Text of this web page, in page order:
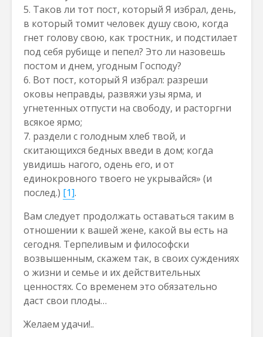
5. Таков ли тот пост, который Я избрал, день,
в который томит человек душу свою, когда
гнет голову свою, как тростник, и подстилает
под себя рубище и пепел? Это ли назовешь
постом и днем, угодным Господу?
6. Вот пост, который Я избрал: разреши
оковы неправды, развяжи узы ярма, и
угнетенных отпусти на свободу, и расторгни
всякое ярмо;
7. раздели с голодным хлеб твой, и
скитающихся бедных введи в дом; когда
увидишь нагого, одень его, и от
единокровного твоего не укрывайся» (и
послед.) [1].
Вам следует продолжать оставаться таким в
отношении к вашей жене, какой вы есть на
сегодня. Терпеливым и философски
возвышенным, скажем так, в своих суждениях
о жизни и семье и их действительных
ценностях. Со временем это обязательно
даст свои плоды…
Желаем удачи!..